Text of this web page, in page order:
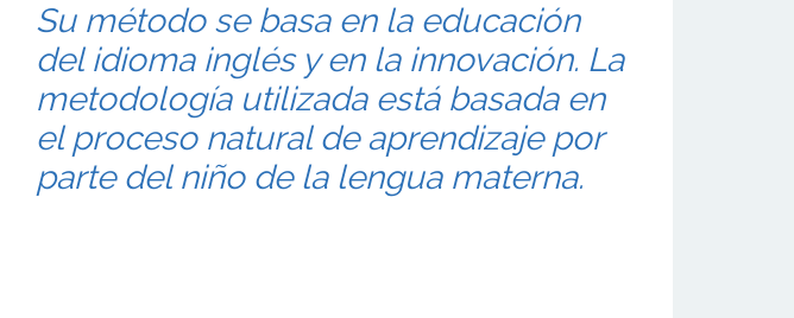
Su método se basa en la educación
del idioma inglés y en la innovación. La
metodología utilizada está basada en
el proceso natural de aprendizaje por
parte del niño de la lengua materna.